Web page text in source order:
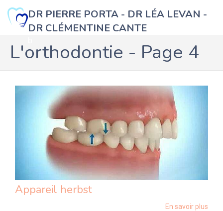
DR PIERRE PORTA - DR LÉA LEVAN -
DR CLÉMENTINE CANTE
L'orthodontie - Page 4
Appareil herbst
En savoir plus